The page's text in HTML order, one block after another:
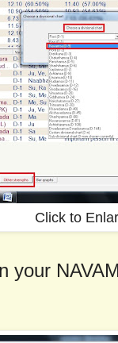
Click to
your